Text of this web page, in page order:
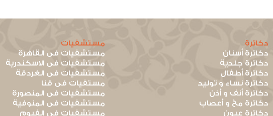
دكاترة
دكاترة أسنان
دكاترة جلدية
دكاترة أطفال
دكاترة نساء و توليد
دكاترة أنف و أذن
دكاترة مخ و أعصاب
دكاترة عيون
مستشفيات
مستشفيات فى القاهرة
مستشفيات فى الاسكندرية
مستشفيات فى الغردقة
مستفيات فى قنا
مستشفيات فى المنصورة
مستشفيات فى المنوفية
مستشفيات فى الفيوم